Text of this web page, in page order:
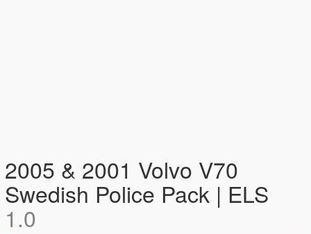
2005 & 2001 Volvo V70
Swedish Police Pack | ELS
1.0